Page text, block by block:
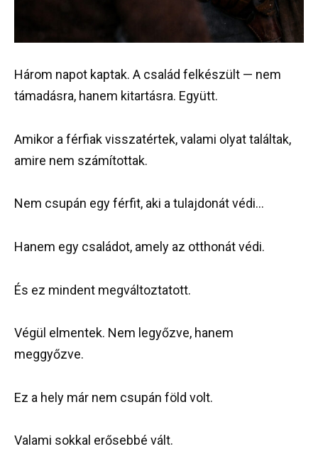
Három napot kaptak. A család felkészült — nem
támadásra, hanem kitartásra. Együtt.
Amikor a férfiak visszatértek, valami olyat találtak,
amire nem számítottak.
Nem csupán egy férfit, aki a tulajdonát védi…
Hanem egy családot, amely az otthonát védi.
És ez mindent megváltoztatott.
Végül elmentek. Nem legyőzve, hanem
meggyőzve.
Ez a hely már nem csupán föld volt.
Valami sokkal erősebbé vált.